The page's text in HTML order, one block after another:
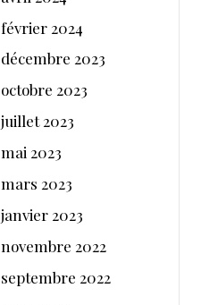
février 2024
décembre 2023
octobre 2023
juillet 2023
mai 2023
mars 2023
janvier 2023
novembre 2022
septembre 2022